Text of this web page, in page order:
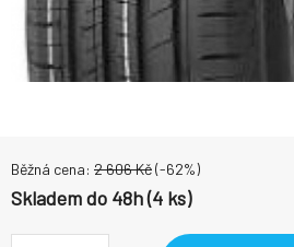
Běžná cena: 2 606Kč(-62%)
Skladem do 48h (4 ks)